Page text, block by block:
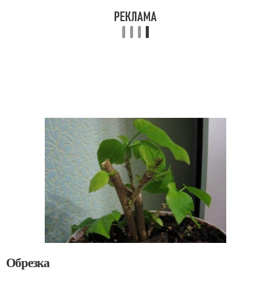
Обрезка